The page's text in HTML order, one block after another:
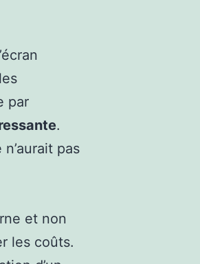
par
.
pas
et non
les coûts.